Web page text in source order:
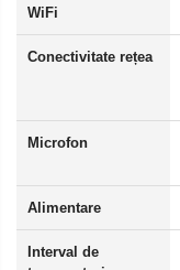
WiFi
Conectivitate rețea
Microfon
Alimentare
Interval de